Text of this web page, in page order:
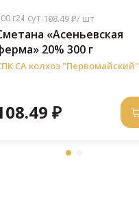
г21 сут.108.49 ₽/ шт
«Асеньевская
20% 300 г
СА колхоз "Первомайский"
₽